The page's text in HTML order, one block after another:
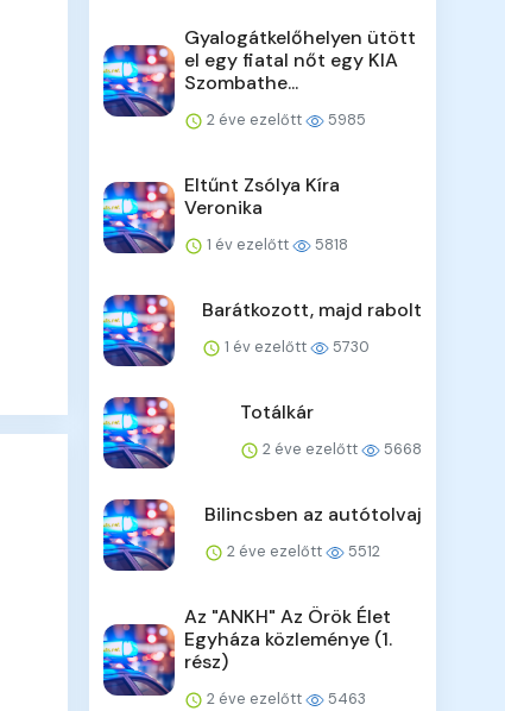
Gyalogátkelőhelyen ütött
el egy fiatal nőt egy KIA
Szombathe...
2 éve ezelőtt 5985
Eltűnt Zsólya Kíra
Veronika
1 év ezelőtt 5818
Barátkozott, majd rabolt
1 év ezelőtt 5730
Totálkár
2 éve ezelőtt 5668
Bilincsben az autótolvaj
2 éve ezelőtt 5512
Az "ANKH" Az Örök Élet
Egyháza közleménye (1.
rész)
2 éve ezelőtt 5463